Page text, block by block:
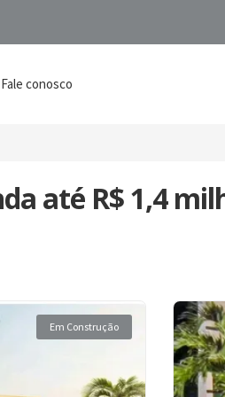
Fale conosco
até R$ 1,4
Em Construção